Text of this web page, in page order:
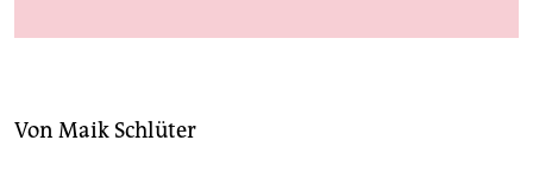
shop
Von Maik Schlüter